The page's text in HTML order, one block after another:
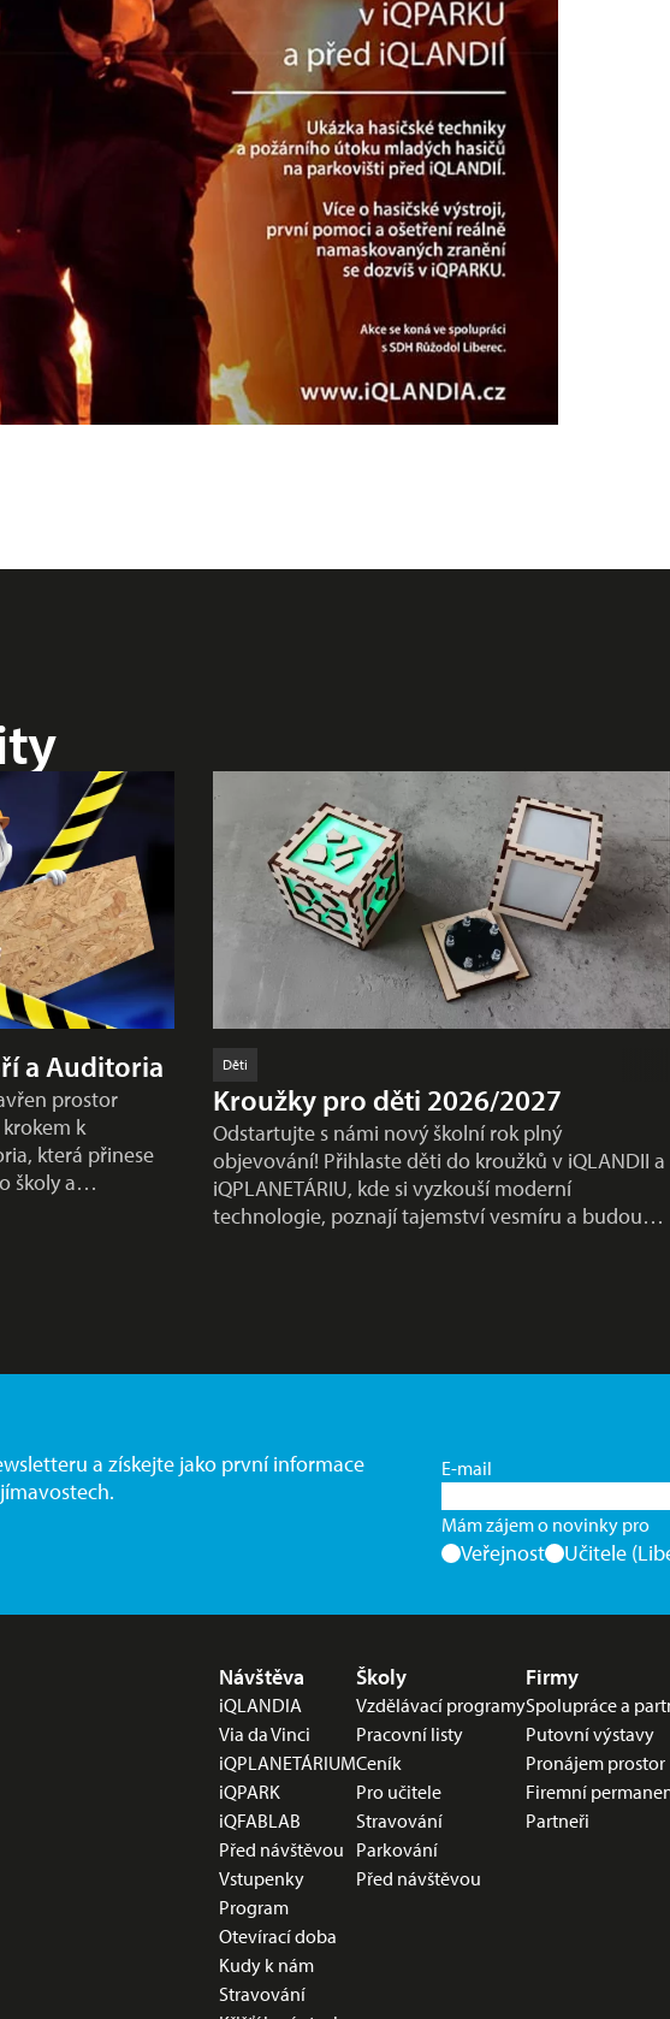
a Auditoria
prostor
k
která přinese
školy a…
Děti
Kroužky pro děti 2026/2027
Odstartujte s námi nový školní rok plný
objevování! Přihlaste děti do kroužků v iQLANDII a
iQPLANETÁRIU, kde si vyzkouší moderní
technologie, poznají tajemství vesmíru a budou…
a získejte jako první informace
E-mail
Mám zájem o novinky pro
Veřejnost Učitele
Nabídka v zápatí
Návštěva
iQLANDIA
Via da Vinci
iQPLANETÁRIUM
iQPARK
iQFABLAB
Před návštěvou
Vstupenky
Program
Otevírací doba
Kudy k nám
Stravování
Školy
Vzdělávací programy
Pracovní listy
Ceník
Pro učitele
Stravování
Parkování
Před návštěvou
Firmy
Spolupráce a
Putovní výstavy
Pronájem prostor
Firemní
Partneři